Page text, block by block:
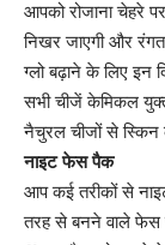
आपको रोजाना चेहरे
निखर जाएगी और
ग्लो बढ़ाने के लिए इन
सभी चीजें केमिकल
नैचुरल चीजों से स्किन
नाइट फेस पैक
आप कई तरीकों से
तरह से बनने वाले फेस